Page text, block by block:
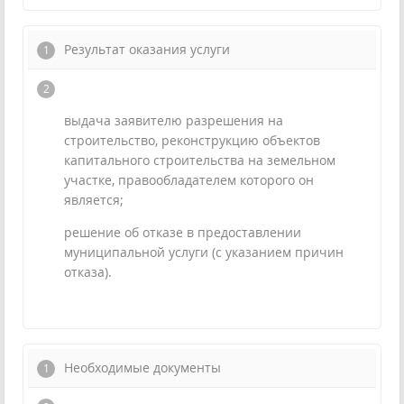
Результат оказания услуги
выдача заявителю разрешения на
строительство, реконструкцию объектов
капитального строительства на земельном
участке, правообладателем которого он
является;
решение об отказе в предоставлении
муниципальной услуги (с указанием причин
отказа).
Необходимые документы